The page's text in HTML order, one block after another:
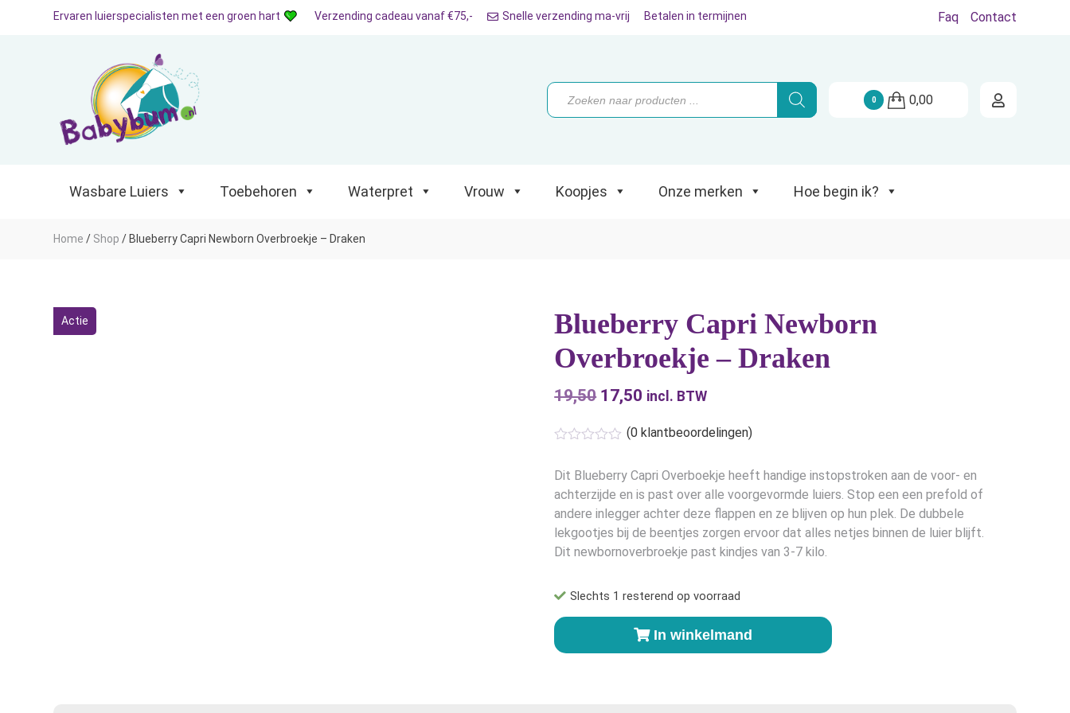
Wasbare Luiers Toebehoren Koopjes Onze merken Hoe begin ik?
Ervaren luierspecialisten met een groen hart Verzending cadeau vanaf €75,- Snelle verzending ma-vrij Betalen in termijnen Faq Contact
Producten
zoeken
0 0,00
Wasbare Luiers Toebehoren Waterpret Vrouw Koopjes Onze merken Hoe begin ik?
Home / Shop / Blueberry Capri Newborn Overbroekje – Draken
Actie
Blueberry Capri Newborn
Overbroekje – Draken
19,50 Oorspronkelijke
was:
€19,50.
17,50 Huidige
€17,50.
incl. BTW
(0klantbeoordelingen)
Dit Blueberry Capri Overboekje heeft handige instopstroken aan de voor- en
achterzijde en is past over alle voorgevormde luiers. Stop een een prefold of
andere inlegger achter deze flappen en ze blijven op hun plek. De dubbele
lekgootjes bij de beentjes zorgen ervoor dat alles netjes binnen de luier blijft.
Dit newbornoverbroekje past kindjes van 3-7 kilo.
Slechts 1 resterend op voorraad
Blueberry
Capri
In winkelmand